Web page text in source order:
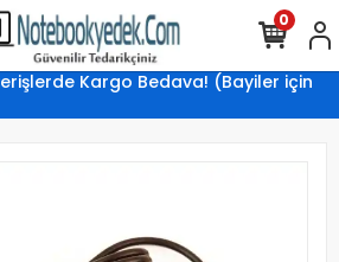
Kargo Bedava! (Bayiler için
0